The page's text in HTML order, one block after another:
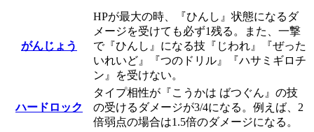
がんじょう
HPが最大の時、『ひんし』状態になるダ
メージを受けても必ず1残る。また、一撃
で『ひんし』になる技『じわれ』『ぜった
いれいど』『つのドリル』『ハサミギロチ
ン』を受けない。
ハードロック
タイプ相性が『こうかは ばつぐん』の技
の受けるダメージが3/4になる。例えば、2
倍弱点の場合は1.5倍のダメージになる。